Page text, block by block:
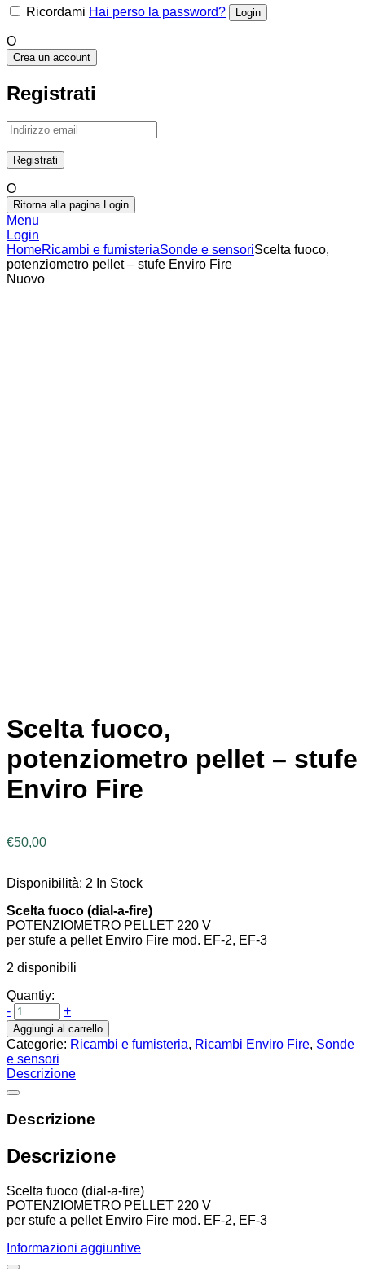
Ricordami Hai perso la password?
O
Crea un account
Registrati
O
Ritorna alla pagina Login
Menu
Login
HomeRicambi e fumisteriaSonde e sensoriScelta fuoco,
potenziometro pellet – stufe Enviro Fire
Nuovo
Scelta fuoco,
potenziometro pellet – stufe
Enviro Fire
€50,00
Disponibilità: 2 In Stock
Scelta fuoco (dial-a-fire)
POTENZIOMETRO PELLET 220 V
per stufe a pellet Enviro Fire mod. EF-2, EF-3
2 disponibili
Quantiy:
-
+
Aggiungi al carrello
Categorie: Ricambi e fumisteria, Ricambi Enviro Fire, Sonde
e sensori
Descrizione
Descrizione
Descrizione
Scelta fuoco (dial-a-fire)
POTENZIOMETRO PELLET 220 V
per stufe a pellet Enviro Fire mod. EF-2, EF-3
Informazioni aggiuntive